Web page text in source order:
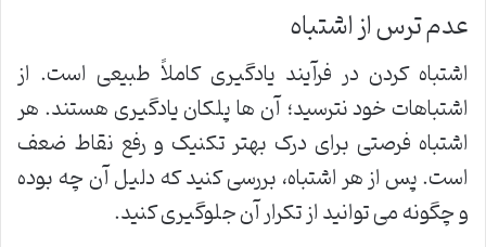
عدم ترس از اشتباه
اشتباه کردن در فرآیند یادگیری کاملاً طبیعی است. از
اشتباهات خود نترسید؛ آن ها پلکان یادگیری هستند. هر
اشتباه فرصتی برای درک بهتر تکنیک و رفع نقاط ضعف
است. پس از هر اشتباه، بررسی کنید که دلیل آن چه بوده
و چگونه می توانید از تکرار آن جلوگیری کنید.